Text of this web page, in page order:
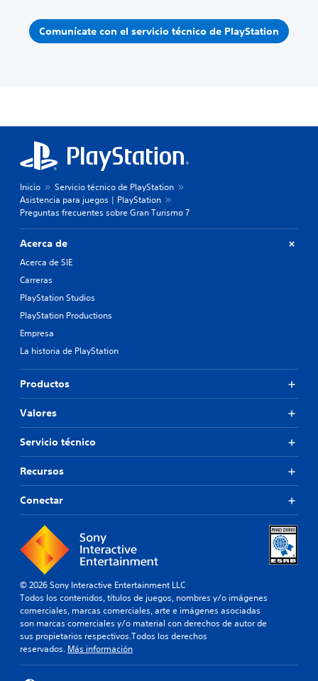
Comunícate con el servicio técnico de PlayStation
Inicio
Servicio técnico de PlayStation
Asistencia para juegos | PlayStation
Preguntas frecuentes sobre Gran Turismo 7
Acerca de
Acerca de SIE
Carreras
PlayStation Studios
PlayStation Productions
Empresa
La historia de PlayStation
Productos
Valores
Servicio técnico
Recursos
Conectar
© 2026 Sony Interactive Entertainment LLC
Todos los contenidos, títulos de juegos, nombres y/o imágenes
comerciales, marcas comerciales, arte e imágenes asociadas
son marcas comerciales y/o material con derechos de autor de
sus propietarios respectivos.Todos los derechos
reservados. Más información